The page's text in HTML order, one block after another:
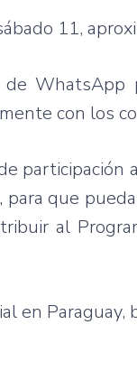
11,
WhatsApp
con los
participación
que
al
en